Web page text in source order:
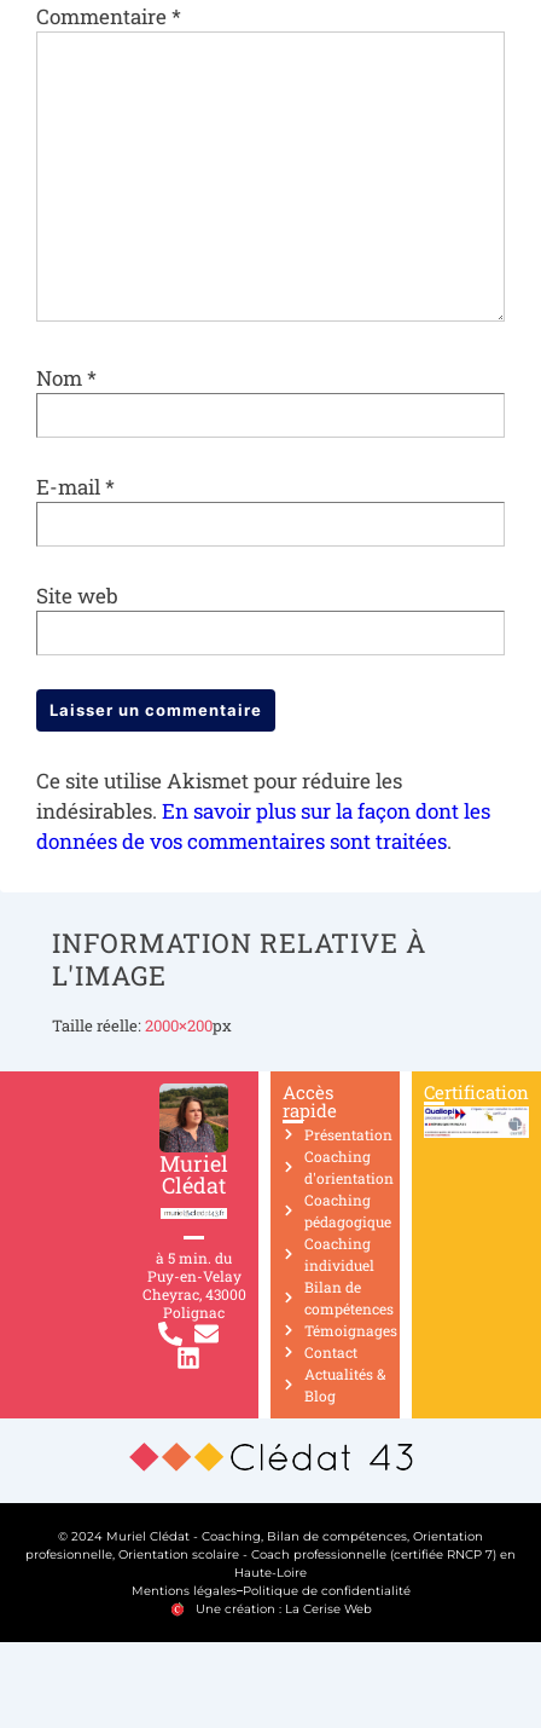
Commentaire*
Nom*
E-mail*
Site web
Ce site utilise Akismet pour réduire les
indésirables. En savoir plus sur la façon dont les
données de vos commentaires sont traitées.
INFORMATION RELATIVE À
L'IMAGE
Taille réelle:2000×200px
Muriel
Clédat
à 5 min. du
Puy-en-Velay
Cheyrac, 43000
Polignac
Accès
rapide
Présentation
Coaching
d'orientation
Coaching
pédagogique
Coaching
individuel
Bilan de
compétences
Témoignages
Contact
Actualités &
Blog
Certification
© 2024 Muriel Clédat - Coaching, Bilan de compétences, Orientation
profesionnelle, Orientation scolaire - Coach professionnelle (certifiée RNCP 7) en
Haute-Loire
Mentions légales Politique de confidentialité
Une création : La Cerise Web